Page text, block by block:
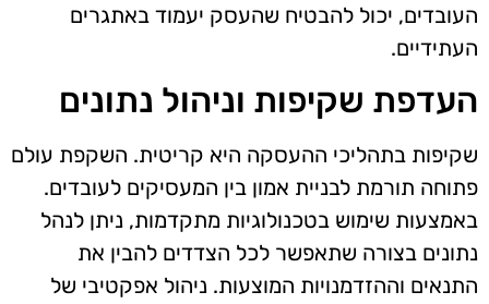
העובדים, יכול להבטיח שהעסק יעמוד באתגרים
העתידיים.
העדפת שקיפות וניהול נתונים
שקיפות בתהליכי ההעסקה היא קריטית. השקפת עולם
פתוחה תורמת לבניית אמון בין המעסיקים לעובדים.
באמצעות שימוש בטכנולוגיות מתקדמות, ניתן לנהל
נתונים בצורה שתאפשר לכל הצדדים להבין את
התנאים וההזדמנויות המוצעות. ניהול אפקטיבי של